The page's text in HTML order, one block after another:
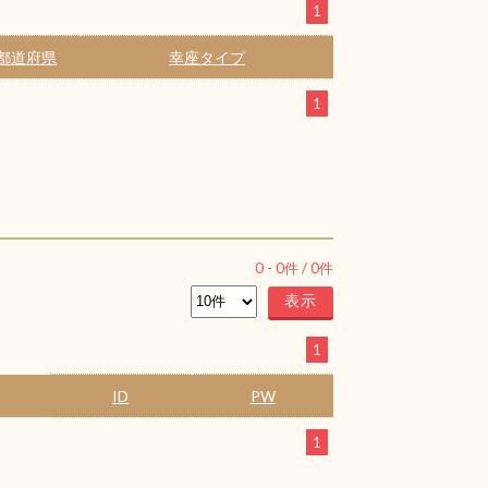
1
道府県 幸座タイプ
1
0 - 0件 /0件
1
ID PW
1